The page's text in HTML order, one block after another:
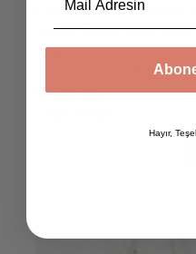
Cordelia Kız Bebek Etnik
Desenli Brode Yakalı
- Mavi
4 değerlendirme
₺ 399.90
Hayır,